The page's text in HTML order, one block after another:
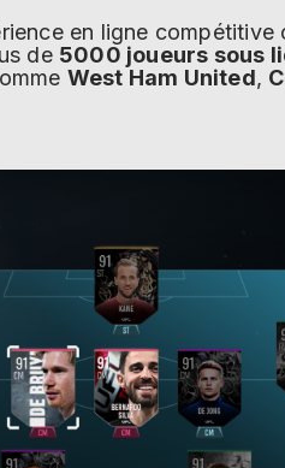
en ligne
de 5000 joueurs sous
West Ham United,